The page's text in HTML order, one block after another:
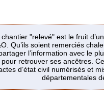
chantier "relevé" est le fruit
Qu’ils soient remerciés
l’information avec le
pour retrouver ses ancêtres.
d’état civil numérisés et
départementales